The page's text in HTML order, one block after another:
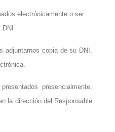
electrónicamente o ser
DNI.
adjuntarnos copia de su DNI,
presencialmente,
la dirección del Responsable